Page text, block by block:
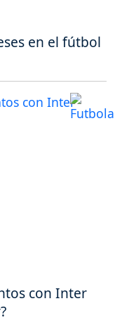
en el fútbol
con Inter